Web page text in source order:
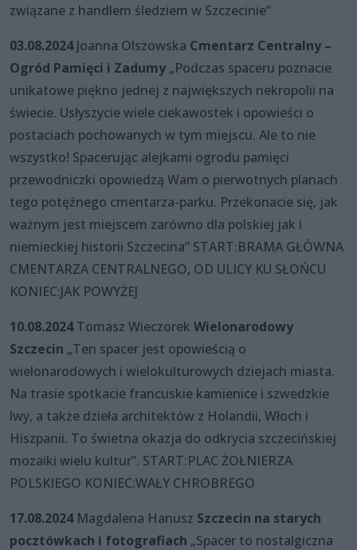
związane z handlem śledziem w Szczecinie”
03.08.2024Joanna Olszowska Cmentarz Centralny –
Ogród Pamięci i Zadumy „Podczas spaceru poznacie
unikatowe piękno jednej z największych nekropolii na
świecie. Usłyszycie wiele ciekawostek i opowieści o
postaciach pochowanych w tym miejscu. Ale to nie
wszystko! Spacerując alejkami ogrodu pamięci
przewodniczki opowiedzą Wam o pierwotnych planach
tego potężnego cmentarza-parku. Przekonacie się, jak
ważnym jest miejscem zarówno dla polskiej jak i
niemieckiej historii Szczecina” START:BRAMA GŁÓWNA
CMENTARZA CENTRALNEGO, OD ULICY KU SŁOŃCU
KONIEC:JAK POWYŻEJ
10.08.2024Tomasz Wieczorek Wielonarodowy
Szczecin „Ten spacer jest opowieścią o
wielonarodowych i wielokulturowych dziejach miasta.
Na trasie spotkacie francuskie kamienice i szwedzkie
lwy, a także dzieła architektów z Holandii, Włoch i
Hiszpanii. To świetna okazja do odkrycia szczecińskiej
mozaiki wielu kultur”. START:PLAC ŻOŁNIERZA
POLSKIEGO KONIEC:WAŁY CHROBREGO
17.08.2024Magdalena Hanusz Szczecin na starych
pocztówkach i fotografiach „Spacer to nostalgiczna